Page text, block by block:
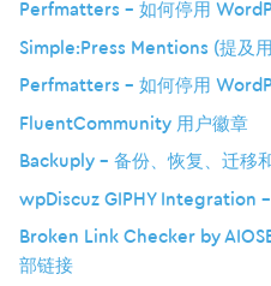
Perfmatters – 如何停用
Simple:Press Mentions (提及
Perfmatters – 如何停用
FluentCommunity 用户徽章
Backuply – 备份、恢复、迁移
wpDiscuz GIPHY Integration –
Broken Link Checker by
部链接